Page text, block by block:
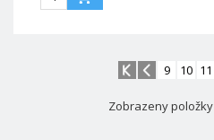
9 10 11
Zobrazeny položky